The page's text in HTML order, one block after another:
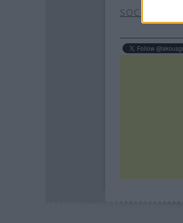
SOCIAL